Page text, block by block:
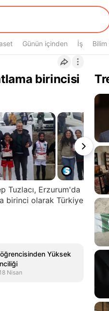
Günün içinden İş
birincisi
Tuzlacı, Erzurum'da
birinci olarak Türkiye
Yüksek
18 Nisan